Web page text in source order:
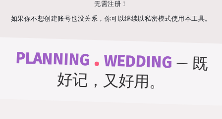
无需注册！
如果你不想创建账号也没关系，你可以继续以私密模式使用本工具。
PLANNING . WEDDING— 既
好记，又好用。